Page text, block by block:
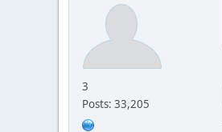
3
Posts: 33,205